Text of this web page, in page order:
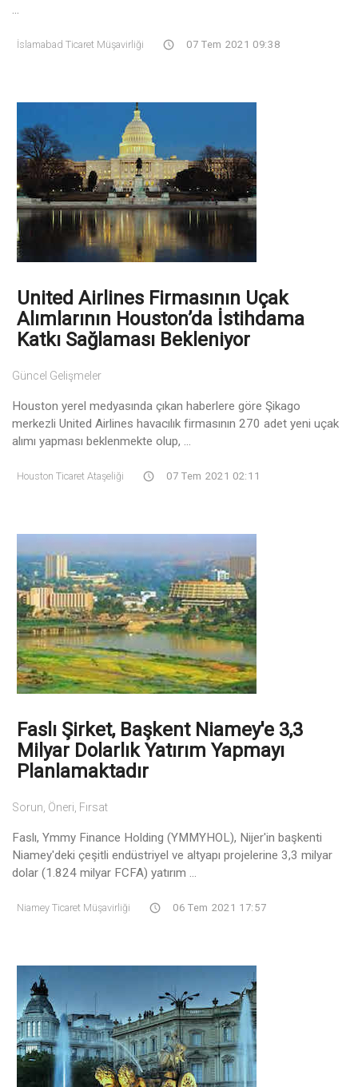
İslamabad Ticaret Müşavirliği 07 Tem 2021 09:38
United Airlines Firmasının Uçak
Alımlarının Houston’da İstihdama
Katkı Sağlaması Bekleniyor
Güncel Gelişmeler
Houston yerel medyasında çıkan haberlere göre Şikago
merkezli United Airlines havacılık firmasının 270 adet yeni uçak
alımı yapması beklenmekte olup, ...
Houston Ticaret Ataşeliği 07 Tem 2021 02:11
Faslı Şirket, Başkent Niamey'e 3,3
Milyar Dolarlık Yatırım Yapmayı
Planlamaktadır
Sorun, Öneri, Fırsat
Faslı, Ymmy Finance Holding (YMMYHOL), Nijer'in başkenti
Niamey'deki çeşitli endüstriyel ve altyapı projelerine 3,3 milyar
dolar (1.824 milyar FCFA) yatırım ...
Niamey Ticaret Müşavirliği 06 Tem 2021 17:57